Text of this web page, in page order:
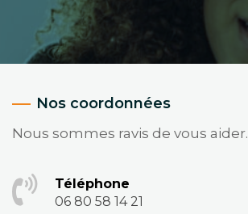
Nos coordonnées
Nous sommes ravis de vous aider.
Téléphone
06 80 58 14 21